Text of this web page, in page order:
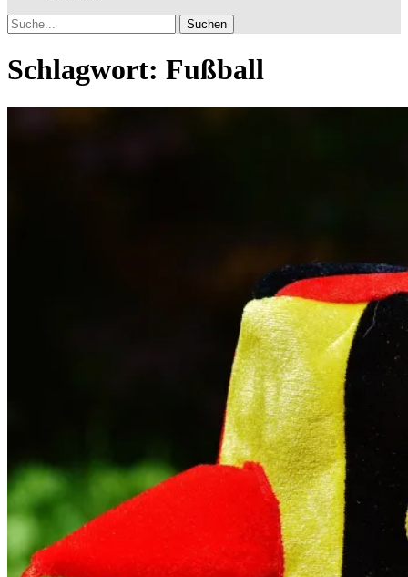
Suche
Schlagwort: Fußball